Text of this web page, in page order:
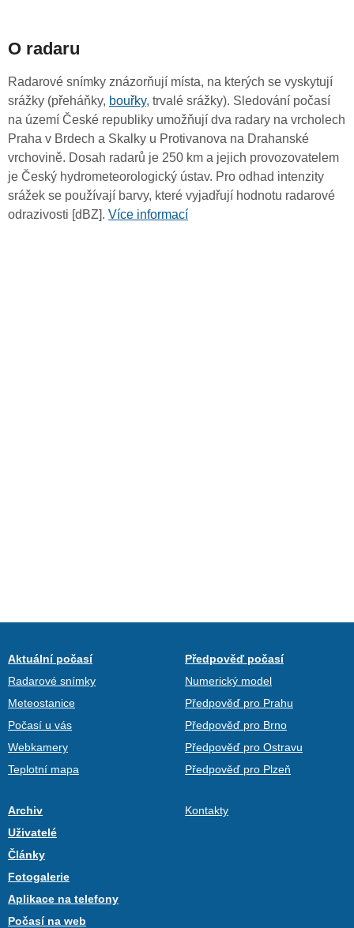
O radaru
Radarové snímky znázorňují místa, na kterých se vyskytují
srážky (přeháňky, bouřky, trvalé srážky). Sledování počasí
na území České republiky umožňují dva radary na vrcholech
Praha v Brdech a Skalky u Protivanova na Drahanské
vrchovině. Dosah radarů je 250 km a jejich provozovatelem
je Český hydrometeorologický ústav. Pro odhad intenzity
srážek se používají barvy, které vyjadřují hodnotu radarové
odrazivosti [dBZ]. Více informací
Aktuální počasí
Radarové snímky
Meteostanice
Počasí u vás
Webkamery
Teplotní mapa
Předpověď počasí
Numerický model
Předpověď pro Prahu
Předpověď pro Brno
Předpověď pro Ostravu
Předpověď pro Plzeň
Archiv
Uživatelé
Články
Fotogalerie
Aplikace na telefony
Počasí na web
Kontakty